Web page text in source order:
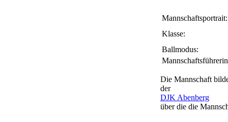
Mannschaftsportrait:
Klasse:
Ballmodus:
Die Mannschaft
der
DJK Abenberg
über die die